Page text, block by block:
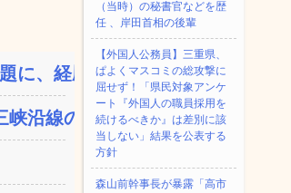
に、経歴自...
峡沿線の道...
（当時）の秘書官などを歴
任 、岸田首相の後輩
【外国人公務員】三重県、
ぱよくマスコミの総攻撃に
屈せず！「県民対象アンケ
ート『外国人の職員採用を
続けるべきか』は差別に該
当しない」結果を公表する
方針
森山前幹事長が暴露「高市